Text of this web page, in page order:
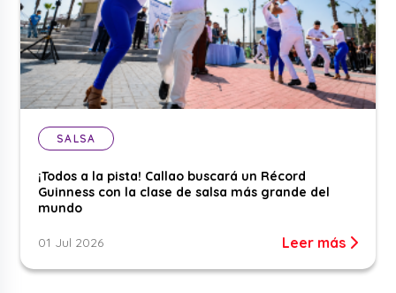
SALSA
¡Todos a la pista! Callao buscará un Récord
Guinness con la clase de salsa más grande del
mundo
01 Jul 2026 Leer más